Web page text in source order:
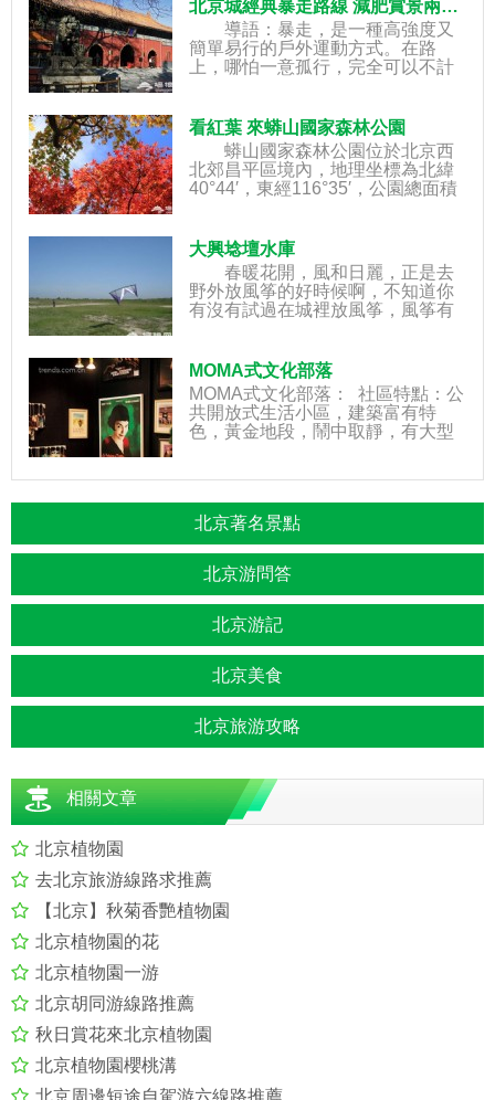
北京城經典暴走路線 減肥賞景兩不誤
導語：暴走，是一種高強度又
簡單易行的戶外運動方式。在路
上，哪怕一意孤行，完全可以不計
苦，走出自己，快樂起來。…&helli
看紅葉 來蟒山國家森林公園
蟒山國家森林公園位於北京西
北郊昌平區境內，地理坐標為北緯
40°44′，東經116°35′，公園總面積
大興埝壇水庫
春暖花開，風和日麗，正是去
野外放風筝的好時候啊，不知道你
有沒有試過在城裡放風筝，風筝有
到人？所以，我們去野外吧，去大
片的空地，去沒有人
MOMA式文化部落
MOMA式文化部落： 社區特點：公
共開放式生活小區，建築富有特
色，黃金地段，鬧中取靜，有大型
北京著名景點
北京游問答
北京游記
北京美食
北京旅游攻略
相關文章
北京植物園
去北京旅游線路求推薦
【北京】秋菊香艷植物園
北京植物園的花
北京植物園一游
北京胡同游線路推薦
秋日賞花來北京植物園
北京植物園櫻桃溝
北京周邊短途自駕游六線路推薦